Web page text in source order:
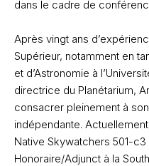
dans le cadre de
Après vingt ans
Supérieur, notamment en
et d’Astronomie à
directrice du Planétarium,
consacrer pleinement à
indépendante.
Native Skywatchers 501-
Honoraire/Adjunct à la